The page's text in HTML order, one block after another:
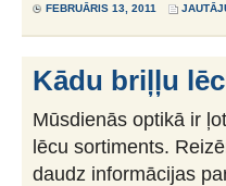
FEBRUĀRIS 13, 2011
Kādu briļļu
Mūsdienās optikā ir
lēcu sortiments.
daudz informācijas